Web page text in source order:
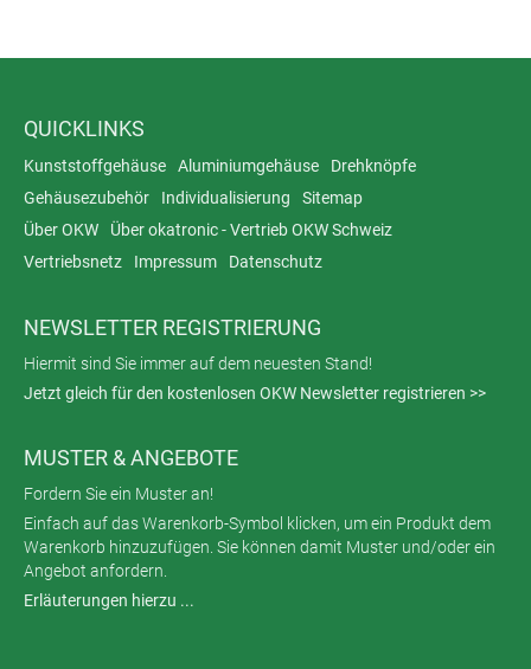
QUICKLINKS
Kunststoffgehäuse Aluminiumgehäuse
Drehknöpfe
Gehäusezubehör
Individualisierung
Sitemap
Über OKW
Über okatronic - Vertrieb OKW Schweiz
Vertriebsnetz
Impressum Datenschutz
NEWSLETTER REGISTRIERUNG
Hiermit sind Sie immer auf dem neuesten Stand!
Jetzt gleich für den kostenlosen OKW Newsletter registrieren >>
MUSTER & ANGEBOTE
Fordern Sie ein Muster an!
Einfach auf das Warenkorb-Symbol klicken, um ein Produkt dem
Warenkorb hinzuzufügen. Sie können damit Muster und/oder ein
Angebot anfordern.
Erläuterungen hierzu ...